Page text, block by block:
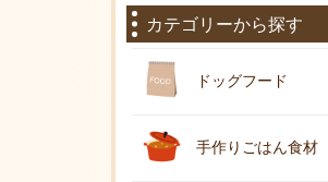
カテゴリーから探す
ドッグフード
手作りごはん食材